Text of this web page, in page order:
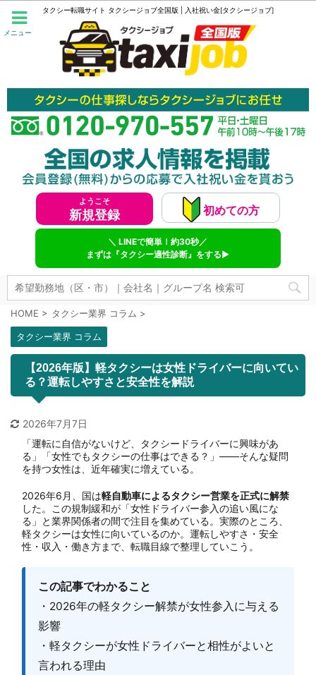
メニュー
タクシー転職サイト タクシージョブ全国版 | 入社祝い金[タクシージョブ]
ようこそ
新規登録 初めての方
＼ LINEで簡単！約30秒／
まずは『タクシー適性診断』をする▶
HOME > タクシー業界 コラム >
タクシー業界 コラム
【2026年版】軽タクシーは女性ドライバーに向いてい
る？運転しやすさと安全性を解説
2026年7月7日
「運転に自信がないけど、タクシードライバーに興味があ
る」「女性でもタクシーの仕事はできる？」——そんな疑問
を持つ女性は、近年確実に増えている。
2026年6月、国は軽自動車によるタクシー営業を正式に解禁
した。この規制緩和が「女性ドライバー参入の追い風にな
る」と業界関係者の間で注目を集めている。実際のところ、
軽タクシーは女性に向いているのか。運転しやすさ・安全
性・収入・働き方まで、転職目線で整理していこう。
この記事でわかること
・2026年の軽タクシー解禁が女性参入に与える
影響
・軽タクシーが女性ドライバーと相性がよいと
言われる理由